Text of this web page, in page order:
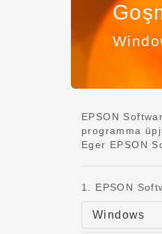
EPSON
programma
Eger EPSON
1. EPSON
Windows